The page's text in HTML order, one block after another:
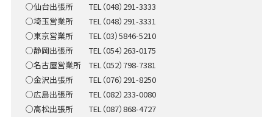
○仙台出張所 TEL（048）291-3333
○埼玉営業所 TEL（048）291-3331
○東京営業所 TEL（03）5846-5210
○静岡出張所 TEL（054）263-0175
○名古屋営業所 TEL（052）798-7381
○金沢出張所 TEL（076）291-8250
○広島出張所 TEL（082）233-0080
○高松出張所 TEL（087）868-4727